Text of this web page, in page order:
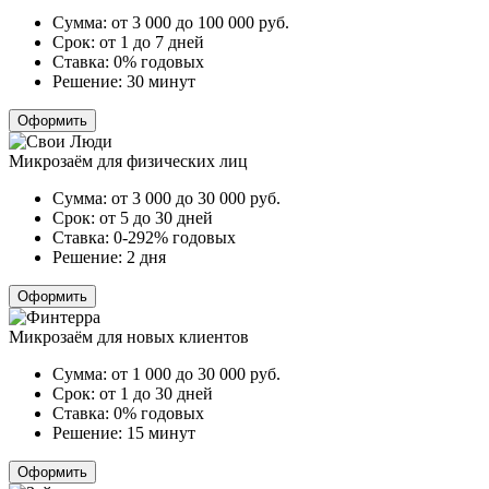
Сумма: от 3 000 до 100 000 руб.
Срок: от 1 до 7 дней
Ставка: 0% годовых
Решение: 30 минут
Оформить
Микрозаём для физических лиц
Сумма: от 3 000 до 30 000 руб.
Срок: от 5 до 30 дней
Ставка: 0-292% годовых
Решение: 2 дня
Оформить
Микрозаём для новых клиентов
Сумма: от 1 000 до 30 000 руб.
Срок: от 1 до 30 дней
Ставка: 0% годовых
Решение: 15 минут
Оформить